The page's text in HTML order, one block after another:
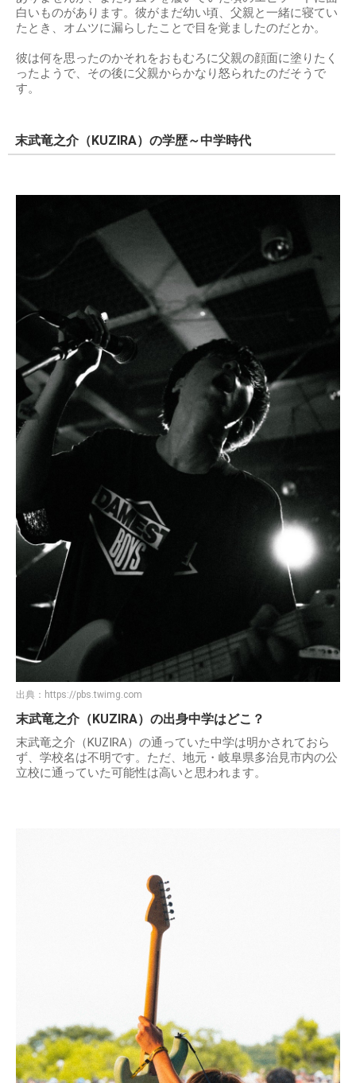
白いものがあります。彼がまだ幼い頃、父親と一緒に寝てい
たとき、オムツに漏らしたことで目を覚ましたのだとか。
彼は何を思ったのかそれをおもむろに父親の顔面に塗りたく
ったようで、その後に父親からかなり怒られたのだそうで
す。
末武竜之介（KUZIRA）の学歴～中学時代
出典： https://pbs.twimg.com
末武竜之介（KUZIRA）の出身中学はどこ？
末武竜之介（KUZIRA）の通っていた中学は明かされておら
ず、学校名は不明です。ただ、地元・岐阜県多治見市内の公
立校に通っていた可能性は高いと思われます。